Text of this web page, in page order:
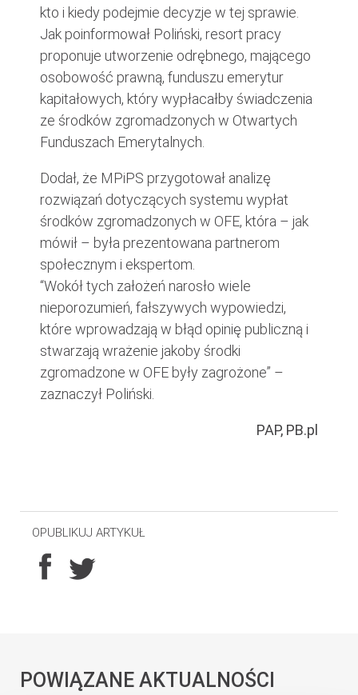
kto i kiedy podejmie decyzje w tej sprawie.
Jak poinformował Poliński, resort pracy
proponuje utworzenie odrębnego, mającego
osobowość prawną, funduszu emerytur
kapitałowych, który wypłacałby świadczenia
ze środków zgromadzonych w Otwartych
Funduszach Emerytalnych.
Dodał, że MPiPS przygotował analizę
rozwiązań dotyczących systemu wypłat
środków zgromadzonych w OFE, która – jak
mówił – była prezentowana partnerom
społecznym i ekspertom.
“Wokół tych założeń narosło wiele
nieporozumień, fałszywych wypowiedzi,
które wprowadzają w błąd opinię publiczną i
stwarzają wrażenie jakoby środki
zgromadzone w OFE były zagrożone” –
zaznaczył Poliński.
PAP, PB.pl
OPUBLIKUJ ARTYKUŁ
POWIĄZANE AKTUALNOŚCI